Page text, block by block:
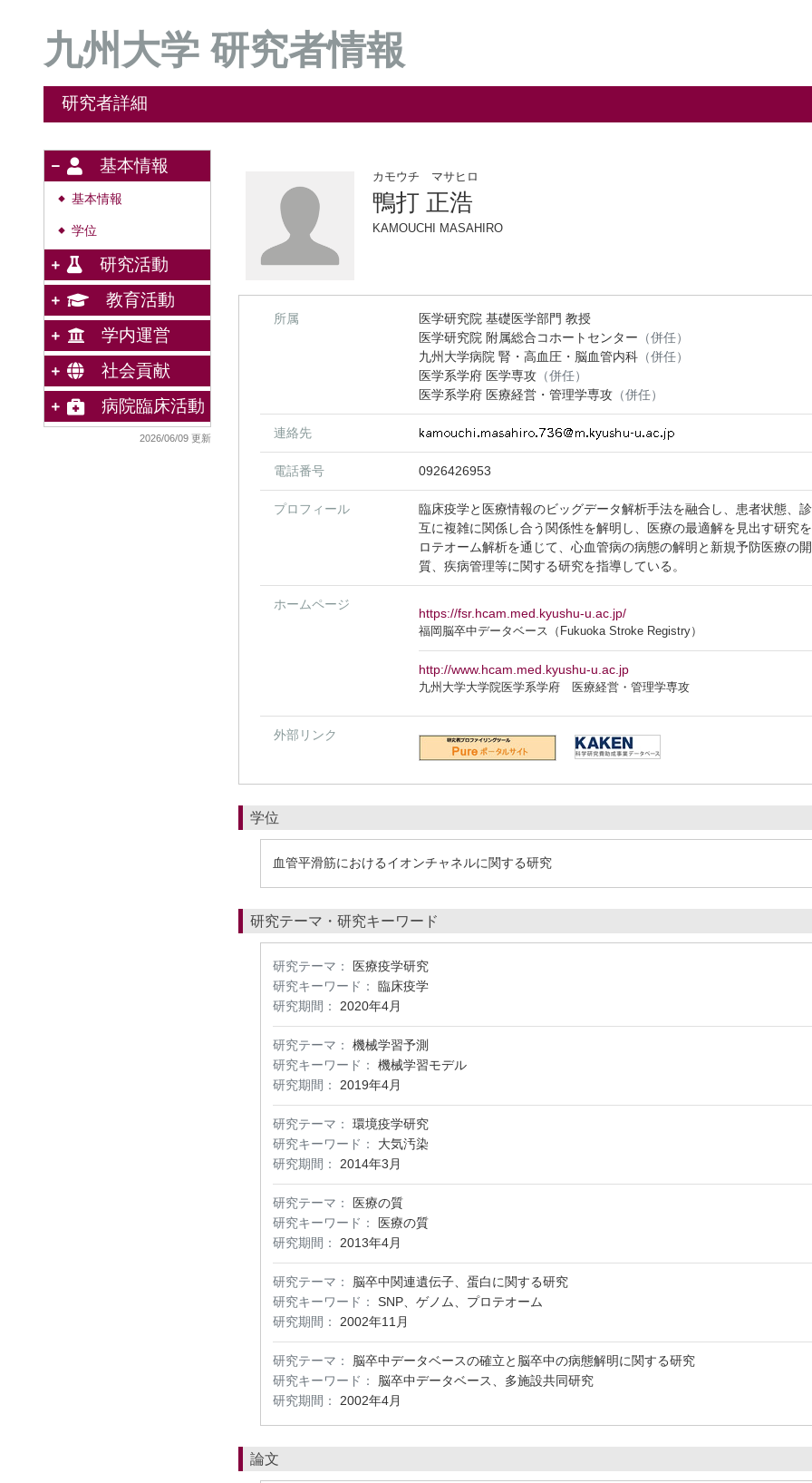
九州大学 研究者情報
研究者詳細
基本情報
◆ 基本情報
◆ 学位
研究活動
教育活動
学内運営
社会貢献
病院臨床活動
2026/06/09 更新
カモウチ マサヒロ
鴨打 正浩
KAMOUCHI MASAHIRO
所属
医学研究院 基礎医学部門 教授
医学研究院 附属総合コホートセンター （併任）
九州大学病院 腎・高血圧・脳血管内科 （併任）
医学系学府 医学専攻 （併任）
医学系学府 医療経営・管理学専攻 （併任）
連絡先
電話番号 0926426953
プロフィール
臨床疫学と医療情報のビッグデータ解析手法を融合し、患者状態、
互に複雑に関係し合う関係性を解明し、医療の最適解を見出す研究
ロテオーム解析を通じて、心血管病の病態の解明と新規予防医療の
質、疾病管理等に関する研究を指導している。
ホームページ
https://fsr.hcam.med.kyushu-u.ac.jp/
福岡脳卒中データベース（Fukuoka Stroke Registry）
http://www.hcam.med.kyushu-u.ac.jp
九州大学大学院医学系学府 医療経営・管理学専攻
外部リンク
学位
血管平滑筋におけるイオンチャネルに関する研究
研究テーマ・研究キーワード
研究テーマ：
医療疫学研究
研究キーワード：
臨床疫学
研究期間：
2020年4月
研究テーマ：
機械学習予測
研究キーワード：
機械学習モデル
研究期間：
2019年4月
研究テーマ：
環境疫学研究
研究キーワード：
大気汚染
研究期間：
2014年3月
研究テーマ：
医療の質
研究キーワード：
医療の質
研究期間：
2013年4月
研究テーマ：
脳卒中関連遺伝子、蛋白に関する研究
研究キーワード：
SNP、ゲノム、プロテオーム
研究期間：
2002年11月
研究テーマ：
脳卒中データベースの確立と脳卒中の病態解明に関する研究
研究キーワード：
脳卒中データベース、多施設共同研究
研究期間：
2002年4月
論文